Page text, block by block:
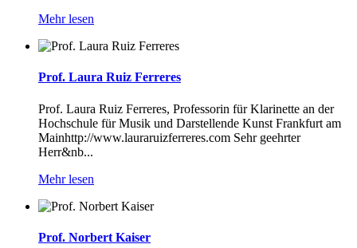
Mehr lesen
Prof. Laura Ruiz Ferreres
Prof. Laura Ruiz Ferreres, Professorin für Klarinette an der
Hochschule für Musik und Darstellende Kunst Frankfurt am
Mainhttp://www.lauraruizferreres.com Sehr geehrter
Herr&nb...
Mehr lesen
Prof. Norbert Kaiser